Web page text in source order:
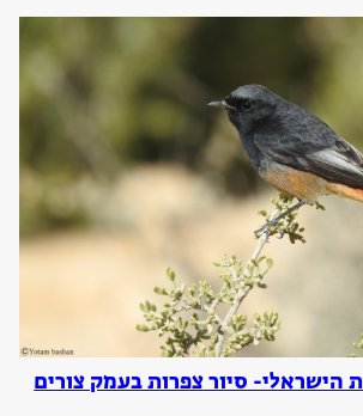
הישראלי- סיור צפרות בעמק צורים